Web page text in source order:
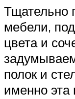
Тщательно
мебели,
цвета и
полок и
именно